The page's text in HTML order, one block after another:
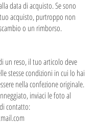
data di acquisto. Se sono
acquisto, purtroppo non
o un rimborso.
un reso, il tuo articolo deve
stesse condizioni in cui lo hai
nella confezione originale.
inviaci le foto al
contatto: